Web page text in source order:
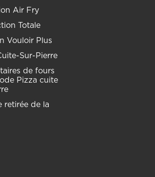
Air Fry
Totale
Vouloir Plus
Sur-Pierre
de fours
Pizza cuite
retirée de la